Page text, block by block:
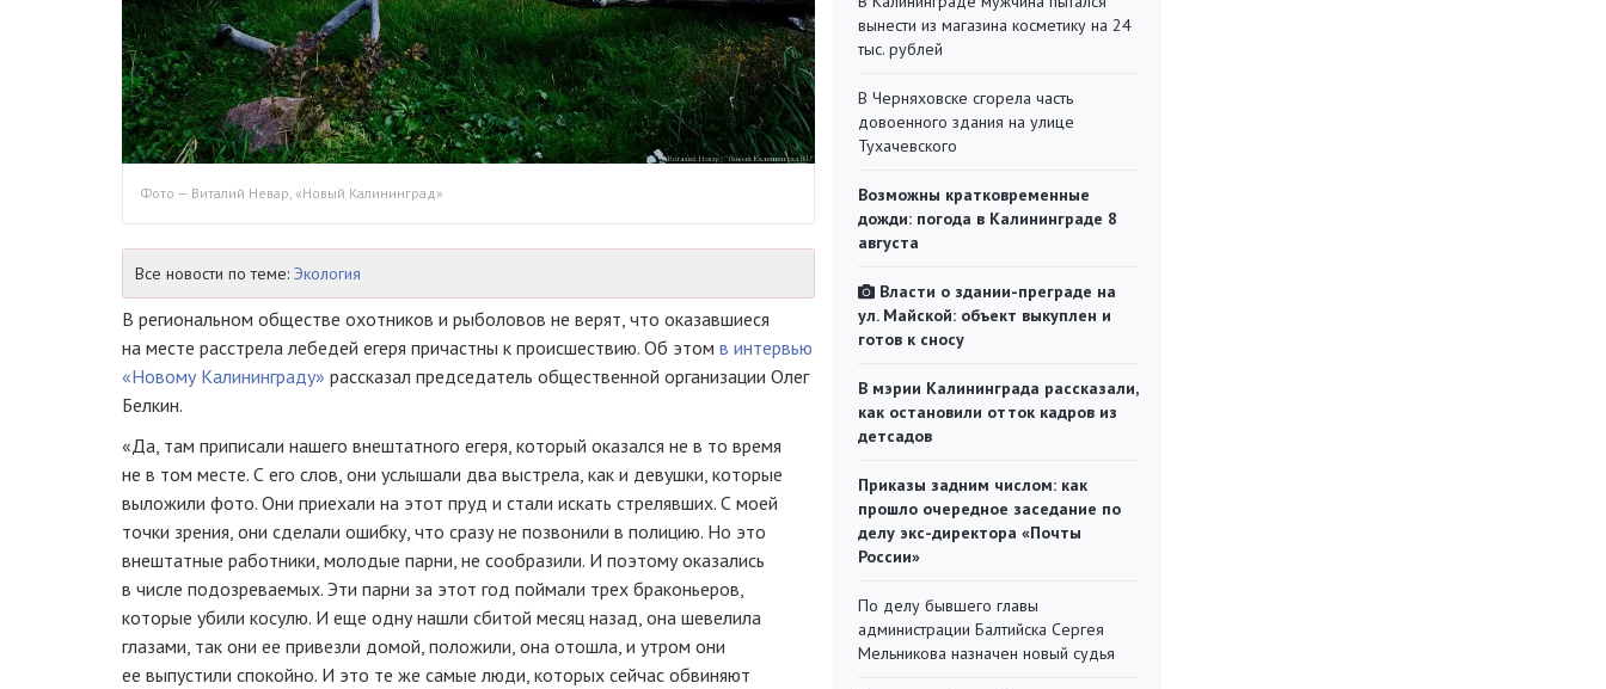
Фото — Виталий Невар, «Новый Калининград»
Все новости по теме: Экология
В региональном обществе охотников и рыболовов не верят, что оказавшиеся
на месте расстрела лебедей егеря причастны к происшествию. Об этом в интервью
«Новому Калининграду» рассказал председатель общественной организации Олег
Белкин.
«Да, там приписали нашего внештатного егеря, который оказался не в то время
не в том месте. С его слов, они услышали два выстрела, как и девушки, которые
выложили фото. Они приехали на этот пруд и стали искать стрелявших. С моей
точки зрения, они сделали ошибку, что сразу не позвонили в полицию. Но это
внештатные работники, молодые парни, не сообразили. И поэтому оказались
в числе подозреваемых. Эти парни за этот год поймали трех браконьеров,
которые убили косулю. И еще одну нашли сбитой месяц назад, она шевелила
глазами, так они ее привезли домой, положили, она отошла, и утром они
ее выпустили спокойно. И это те же самые люди, которых сейчас обвиняют
вынести из магазина косметику на 24
тыс. рублей
В Черняховске сгорела часть
довоенного здания на улице
Тухачевского
Возможны кратковременные
дожди: погода в Калининграде 8
августа
Власти о здании-преграде на
ул. Майской: объект выкуплен и
готов к сносу
В мэрии Калининграда рассказали,
как остановили отток кадров из
детсадов
Приказы задним числом: как
прошло очередное заседание по
делу экс-директора «Почты
России»
По делу бывшего главы
администрации Балтийска Сергея
Мельникова назначен новый судья